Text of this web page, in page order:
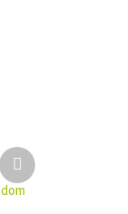
Ďalší
produkt